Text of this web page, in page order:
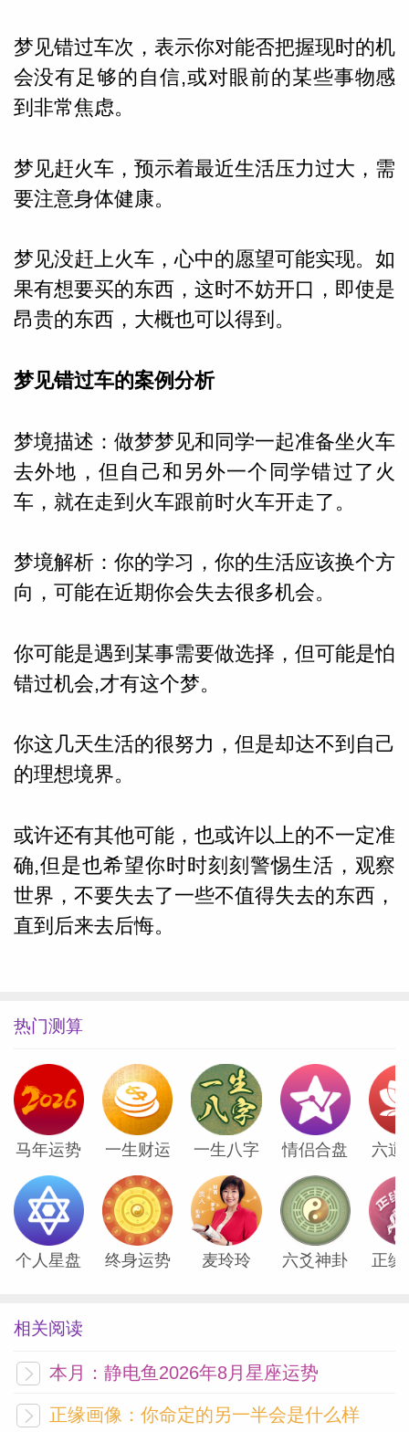
婆星座
网
航
梦见错过车次，表示你对能否把握现时的机
会没有足够的自信,或对眼前的某些事物感
到非常焦虑。
梦见赶火车，预示着最近生活压力过大，需
要注意身体健康。
梦见没赶上火车，心中的愿望可能实现。如
果有想要买的东西，这时不妨开口，即使是
昂贵的东西，大概也可以得到。
梦见错过车的案例分析
梦境描述：做梦梦见和同学一起准备坐火车
去外地，但自己和另外一个同学错过了火
车，就在走到火车跟前时火车开走了。
梦境解析：你的学习，你的生活应该换个方
向，可能在近期你会失去很多机会。
你可能是遇到某事需要做选择，但可能是怕
错过机会,才有这个梦。
你这几天生活的很努力，但是却达不到自己
的理想境界。
或许还有其他可能，也或许以上的不一定准
确,但是也希望你时时刻刻警惕生活，观察
世界，不要失去了一些不值得失去的东西，
直到后来去后悔。
热门测算
马年运势 一生财运 一生八字 情侣合盘 六道
个人星盘 终身运势 麦玲玲 六爻神卦 正缘
相关阅读
本月：静电鱼2026年8月星座运势
正缘画像：你命定的另一半会是什么样